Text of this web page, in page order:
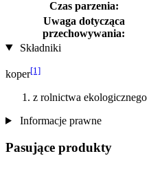
Czas parzenia:
Uwaga dotycząca
przechowywania:
Składniki
koper[1]
z rolnictwa ekologicznego
Informacje prawne
Pasujące produkty